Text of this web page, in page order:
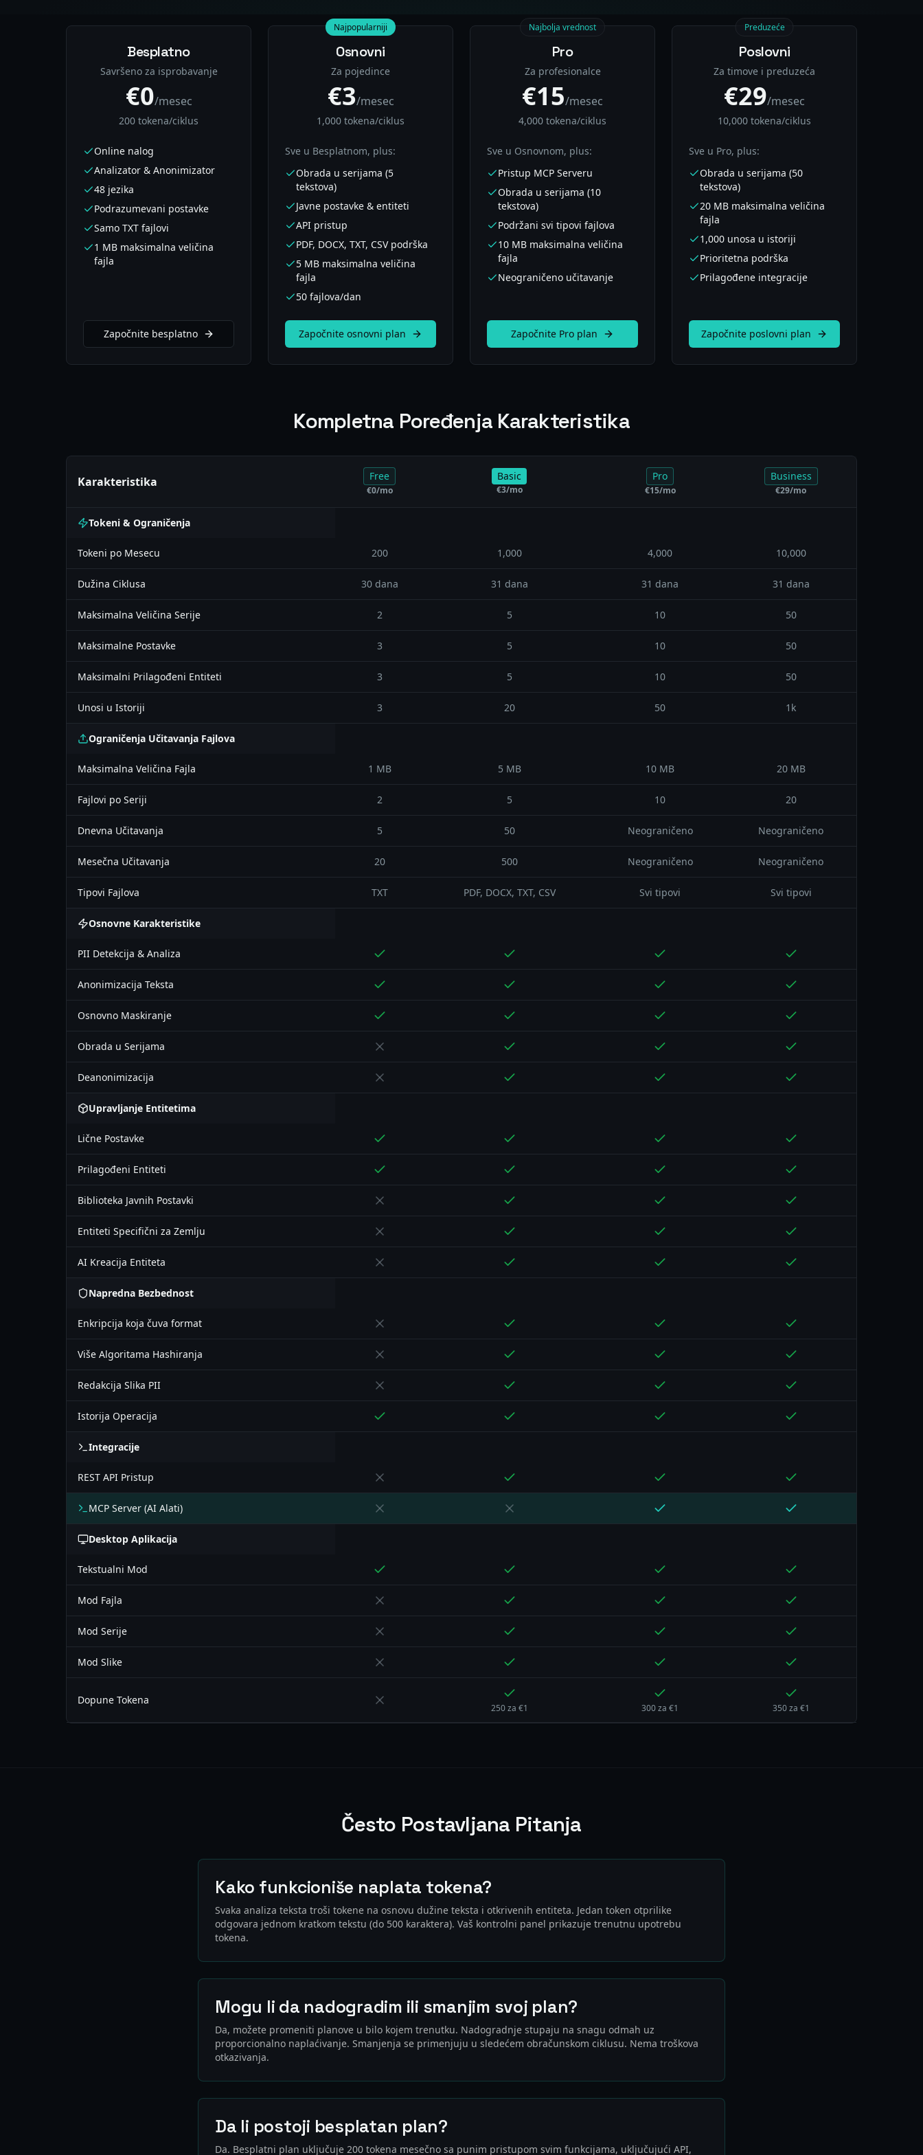
Jednostavne, Transparentne Cene
Besplatno
Savršeno za isprobavanje
€0/mesec
200 tokena/ciklus
Online nalog
Analizator & Anonimizator
48 jezika
Podrazumevani postavke
Samo TXT fajlovi
1 MB maksimalna veličina
fajla
Započnite besplatno
Najpopularniji
Osnovni
Za pojedince
€3/mesec
1,000 tokena/ciklus
Sve u Besplatnom, plus:
Obrada u serijama (5
tekstova)
Javne postavke & entiteti
API pristup
PDF, DOCX, TXT, CSV podrška
5 MB maksimalna veličina
fajla
50 fajlova/dan
Započnite osnovni plan
Najbolja vrednost
Pro
Za profesionalce
€15/mesec
4,000 tokena/ciklus
Sve u Osnovnom, plus:
Pristup MCP Serveru
Obrada u serijama (10
tekstova)
Podržani svi tipovi fajlova
10 MB maksimalna veličina
fajla
Neograničeno učitavanje
Započnite Pro plan
Preduzeće
Poslovni
Za timove i preduzeća
€29/mesec
10,000 tokena/ciklus
Sve u Pro, plus:
Obrada u serijama (50
tekstova)
20 MB maksimalna veličina
fajla
1,000 unosa u istoriji
Prioritetna podrška
Prilagođene integracije
Započnite poslovni plan
Kompletna Poređenja Karakteristika
Karakteristika Free
€0/mo
Basic
€3/mo
Pro
€15/mo
Business
€29/mo
Tokeni & Ograničenja
Tokeni po Mesecu 200 1,000 4,000 10,000
Dužina Ciklusa 30 dana 31 dana 31 dana 31 dana
Maksimalna Veličina Serije 2 5 10 50
Maksimalne Postavke 3 5 10 50
Maksimalni Prilagođeni Entiteti 3 5 10 50
Unosi u Istoriji 3 20 50 1k
Ograničenja Učitavanja Fajlova
Maksimalna Veličina Fajla 1 MB 5 MB 10 MB 20 MB
Fajlovi po Seriji 2 5 10 20
Dnevna Učitavanja 5 50 Neograničeno Neograničeno
Mesečna Učitavanja 20 500 Neograničeno Neograničeno
Tipovi Fajlova TXT PDF, DOCX, TXT, CSV Svi tipovi Svi tipovi
Osnovne Karakteristike
PII Detekcija & Analiza
Anonimizacija Teksta
Osnovno Maskiranje
Obrada u Serijama
Deanonimizacija
Upravljanje Entitetima
Lične Postavke
Prilagođeni Entiteti
Biblioteka Javnih Postavki
Entiteti Specifični za Zemlju
AI Kreacija Entiteta
Napredna Bezbednost
Enkripcija koja čuva format
Više Algoritama Hashiranja
Redakcija Slika PII
Istorija Operacija
Integracije
REST API Pristup
MCP Server (AI Alati)
Desktop Aplikacija
Tekstualni Mod
Mod Fajla
Mod Serije
Mod Slike
Dopune Tokena
250 za €1 300 za €1 350 za €1
Često Postavljana Pitanja
Kako funkcioniše naplata tokena?
Svaka analiza teksta troši tokene na osnovu dužine teksta i otkrivenih entiteta. Jedan token otprilike
odgovara jednom kratkom tekstu (do 500 karaktera). Vaš kontrolni panel prikazuje trenutnu upotrebu
tokena.
Mogu li da nadogradim ili smanjim svoj plan?
Da, možete promeniti planove u bilo kojem trenutku. Nadogradnje stupaju na snagu odmah uz
proporcionalno naplaćivanje. Smanjenja se primenjuju u sledećem obračunskom ciklusu. Nema troškova
otkazivanja.
Da li postoji besplatan plan?
Da. Besplatni plan uključuje 200 tokena mesečno sa punim pristupom svim funkcijama, uključujući API,